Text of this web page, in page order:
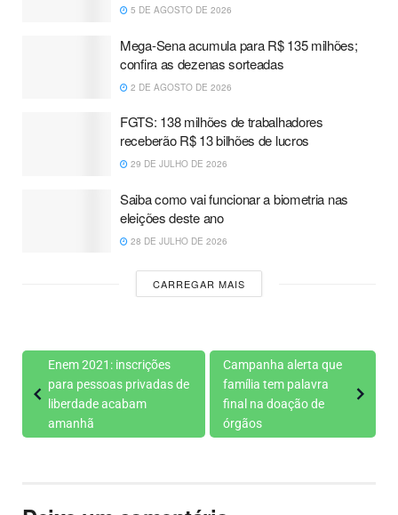
5 DE AGOSTO DE 2026
Mega-Sena acumula para R$ 135 milhões;
confira as dezenas sorteadas
2 DE AGOSTO DE 2026
FGTS: 138 milhões de trabalhadores
receberão R$ 13 bilhões de lucros
29 DE JULHO DE 2026
Saiba como vai funcionar a biometria nas
eleições deste ano
28 DE JULHO DE 2026
CARREGAR MAIS
Enem 2021: inscrições
para pessoas privadas de
liberdade acabam
amanhã
Campanha alerta que
família tem palavra
final na doação de
órgãos